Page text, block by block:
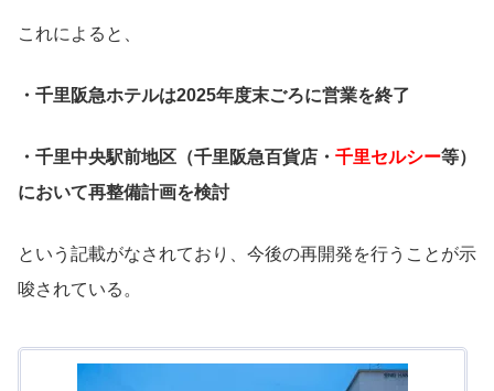
これによると、
・千里阪急ホテルは2025年度末ごろに営業を終了
・千里中央駅前地区（千里阪急百貨店・ 千里セルシー等）
において再整備計画を検討
という記載がなされており、今後の再開発を行うことが示
唆されている。